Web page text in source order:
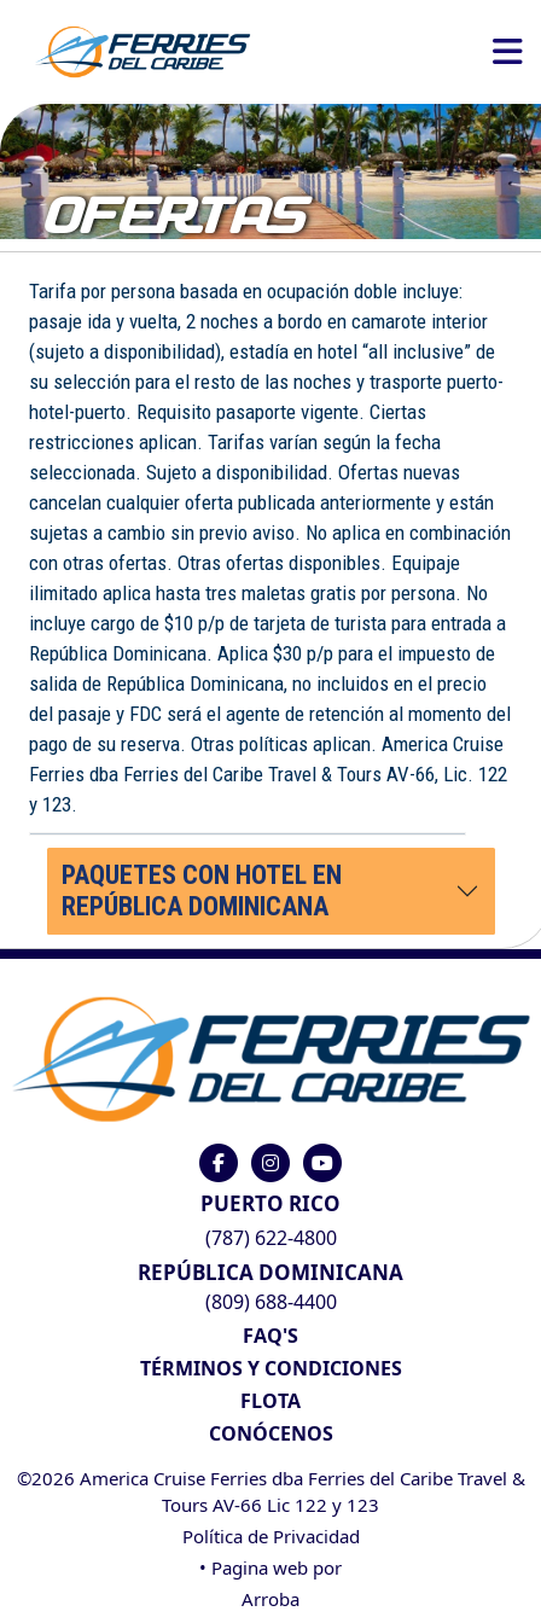
OFERTAS
Tarifa por persona basada en ocupación doble incluye:
pasaje ida y vuelta, 2 noches a bordo en camarote interior
(sujeto a disponibilidad), estadía en hotel “all inclusive” de
su selección para el resto de las noches y trasporte puerto-
hotel-puerto. Requisito pasaporte vigente. Ciertas
restricciones aplican. Tarifas varían según la fecha
seleccionada. Sujeto a disponibilidad. Ofertas nuevas
cancelan cualquier oferta publicada anteriormente y están
sujetas a cambio sin previo aviso. No aplica en combinación
con otras ofertas. Otras ofertas disponibles. Equipaje
ilimitado aplica hasta tres maletas gratis por persona. No
incluye cargo de $10 p/p de tarjeta de turista para entrada a
República Dominicana. Aplica $30 p/p para el impuesto de
salida de República Dominicana, no incluidos en el precio
del pasaje y FDC será el agente de retención al momento del
pago de su reserva. Otras políticas aplican. America Cruise
Ferries dba Ferries del Caribe Travel & Tours AV-66, Lic. 122
y 123.
PAQUETES CON HOTEL EN
REPÚBLICA DOMINICANA
PUERTO RICO
(787) 622-4800
REPÚBLICA DOMINICANA
(809) 688-4400
FAQ'S
TÉRMINOS Y CONDICIONES
FLOTA
CONÓCENOS
©2026 America Cruise Ferries dba Ferries del Caribe Travel &
Tours AV-66 Lic 122 y 123
Política de Privacidad
• Pagina web por
Arroba